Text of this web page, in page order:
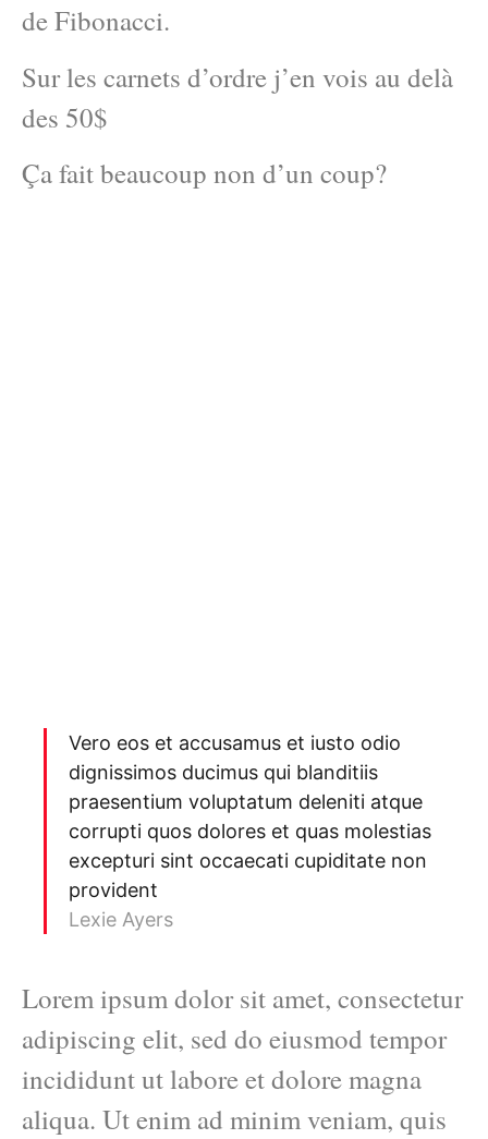
de Fibonacci.
Sur les carnets d’ordre j’en vois au delà
des 50$
Ça fait beaucoup non d’un coup?
Vero eos et accusamus et iusto odio
dignissimos ducimus qui blanditiis
praesentium voluptatum deleniti atque
corrupti quos dolores et quas molestias
excepturi sint occaecati cupiditate non
provident
Lexie Ayers
Lorem ipsum dolor sit amet, consectetur
adipiscing elit, sed do eiusmod tempor
incididunt ut labore et dolore magna
aliqua. Ut enim ad minim veniam, quis